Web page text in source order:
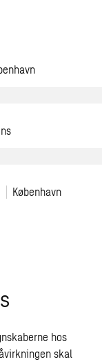
København
hos
skal